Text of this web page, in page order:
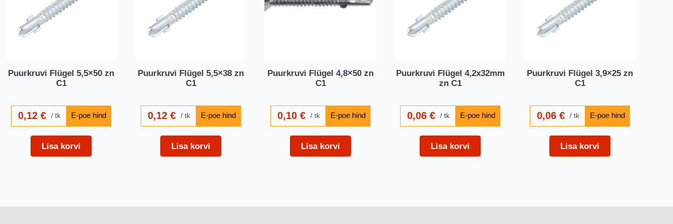
Puurkruvi Flügel 5,5×50 zn
C1
0,12€ tk
Lisa korvi
Puurkruvi Flügel 5,5×38 zn
C1
0,12€ tk
Lisa korvi
Puurkruvi Flügel 4,8×50 zn
C1
0,10€ tk
Lisa korvi
Puurkruvi Flügel 4,2x32mm
zn C1
0,06€ tk
Lisa korvi
Puurkruvi Flügel 3,9×25 zn
C1
0,06€ tk
Lisa korvi